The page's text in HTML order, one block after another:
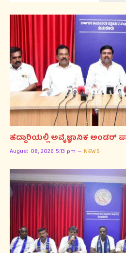
ಹೆದ್ದಾರಿಯಲ್ಲಿ ಅವೈಜ್ಞಾನಿಕ ಅಂಡರ್
August 08, 2026 5:13 pm NEWS